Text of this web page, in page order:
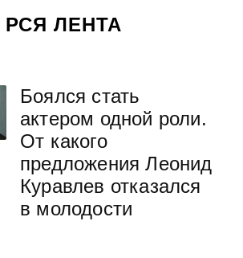
РСЯ ЛЕНТА
Боялся стать
актером одной роли.
От какого
предложения Леонид
Куравлев отказался
в молодости